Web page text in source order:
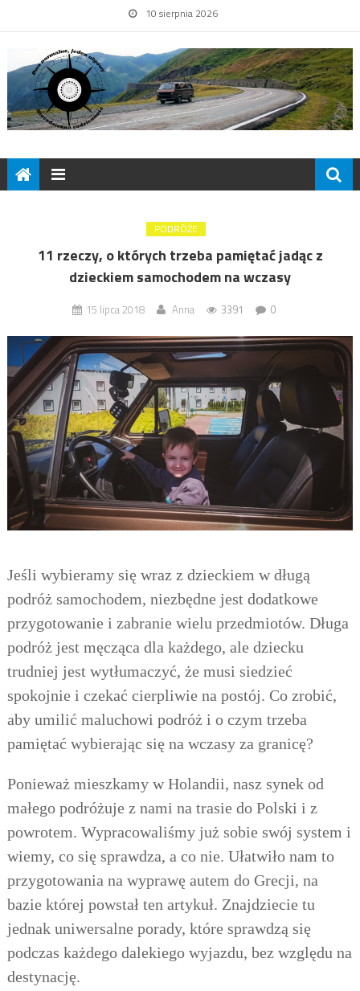
10 sierpnia 2026
PODRÓŻE
11 rzeczy, o których trzeba pamiętać jadąc z
dzieckiem samochodem na wczasy
15 lipca 2018 Anna 3391 0
Jeśli wybieramy się wraz z dzieckiem w długą
podróż samochodem, niezbędne jest dodatkowe
przygotowanie i zabranie wielu przedmiotów. Długa
podróż jest męcząca dla każdego, ale dziecku
trudniej jest wytłumaczyć, że musi siedzieć
spokojnie i czekać cierpliwie na postój. Co zrobić,
aby umilić maluchowi podróż i o czym trzeba
pamiętać wybierając się na wczasy za granicę?
Ponieważ mieszkamy w Holandii, nasz synek od
małego podróżuje z nami na trasie do Polski i z
powrotem. Wypracowaliśmy już sobie swój system i
wiemy, co się sprawdza, a co nie. Ułatwiło nam to
przygotowania na wyprawę autem do Grecji, na
bazie której powstał ten artykuł. Znajdziecie tu
jednak uniwersalne porady, które sprawdzą się
podczas każdego dalekiego wyjazdu, bez względu na
destynację.